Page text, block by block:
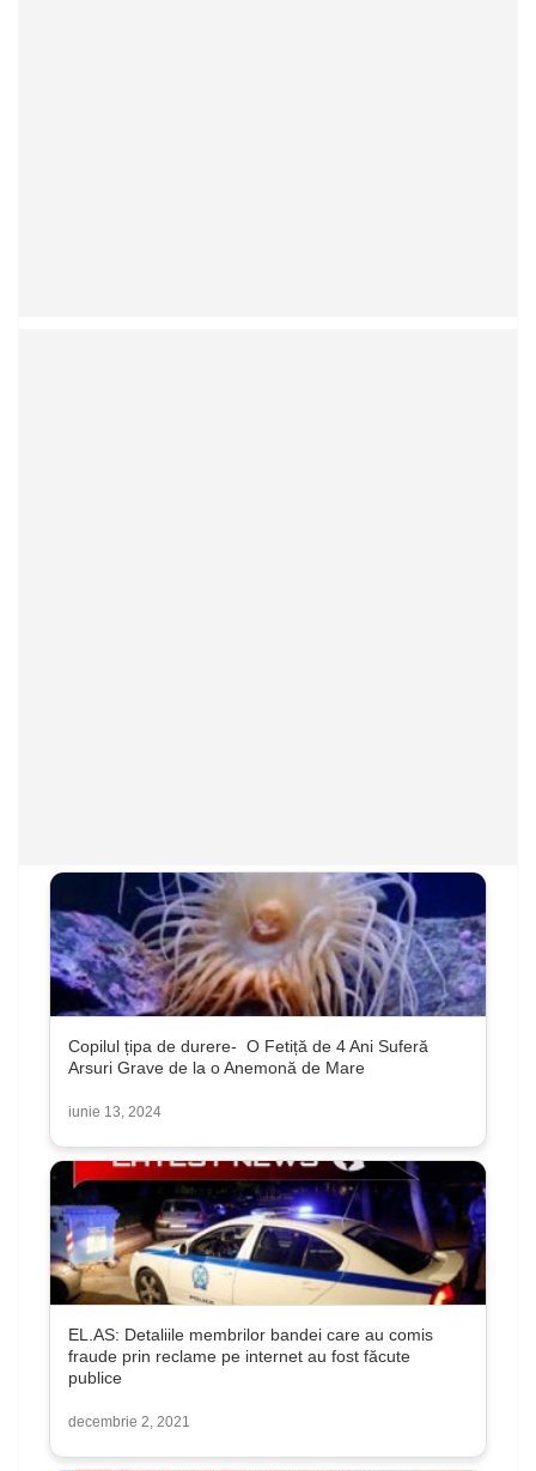
Copilul țipa de durere- O Fetiță de 4 Ani Suferă
Arsuri Grave de la o Anemonă de Mare
iunie 13, 2024
EL.AS: Detaliile membrilor bandei care au comis
fraude prin reclame pe internet au fost făcute
publice
decembrie 2, 2021